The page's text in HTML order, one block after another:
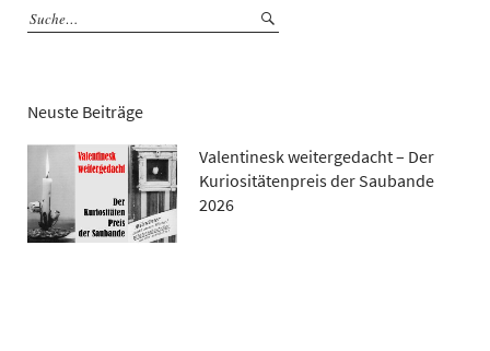
Neuste Beiträge
Valentinesk weitergedacht – Der
Kuriositätenpreis der Saubande
2026